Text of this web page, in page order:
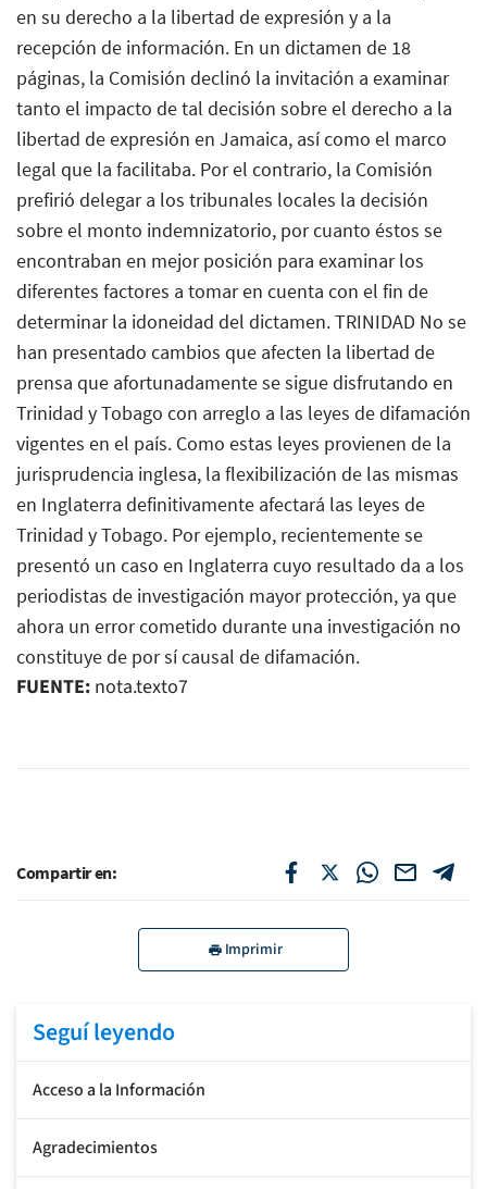
en su derecho a la libertad de expresión y a la
recepción de información. En un dictamen de 18
páginas, la Comisión declinó la invitación a examinar
tanto el impacto de tal decisión sobre el derecho a la
libertad de expresión en Jamaica, así como el marco
legal que la facilitaba. Por el contrario, la Comisión
prefirió delegar a los tribunales locales la decisión
sobre el monto indemnizatorio, por cuanto éstos se
encontraban en mejor posición para examinar los
diferentes factores a tomar en cuenta con el fin de
determinar la idoneidad del dictamen. TRINIDAD No se
han presentado cambios que afecten la libertad de
prensa que afortunadamente se sigue disfrutando en
Trinidad y Tobago con arreglo a las leyes de difamación
vigentes en el país. Como estas leyes provienen de la
jurisprudencia inglesa, la flexibilización de las mismas
en Inglaterra definitivamente afectará las leyes de
Trinidad y Tobago. Por ejemplo, recientemente se
presentó un caso en Inglaterra cuyo resultado da a los
periodistas de investigación mayor protección, ya que
ahora un error cometido durante una investigación no
constituye de por sí causal de difamación.
FUENTE: nota.texto7
Compartir en:
Imprimir
Seguí leyendo
Acceso a la Información
Agradecimientos